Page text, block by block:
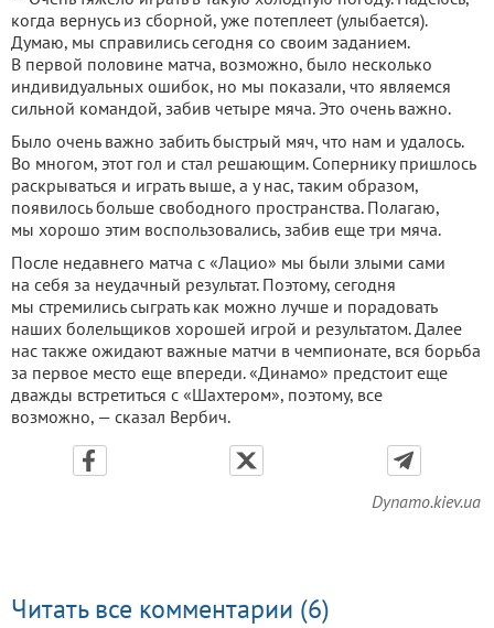
когда вернусь из сборной, уже потеплеет (улыбается).
Думаю, мы справились сегодня со своим заданием.
В первой половине матча, возможно, было несколько
индивидуальных ошибок, но мы показали, что являемся
сильной командой, забив четыре мяча. Это очень важно.
Было очень важно забить быстрый мяч, что нам и удалось.
Во многом, этот гол и стал решающим. Сопернику пришлось
раскрываться и играть выше, а у нас, таким образом,
появилось больше свободного пространства. Полагаю,
мы хорошо этим воспользовались, забив еще три мяча.
После недавнего матча с «Лацио» мы были злыми сами
на себя за неудачный результат. Поэтому, сегодня
мы стремились сыграть как можно лучше и порадовать
наших болельщиков хорошей игрой и результатом. Далее
нас также ожидают важные матчи в чемпионате, вся борьба
за первое место еще впереди. «Динамо» предстоит еще
дважды встретиться с «Шахтером», поэтому, все
возможно, — сказал Вербич.
Dynamo.kiev.ua
Читать все комментарии (6)